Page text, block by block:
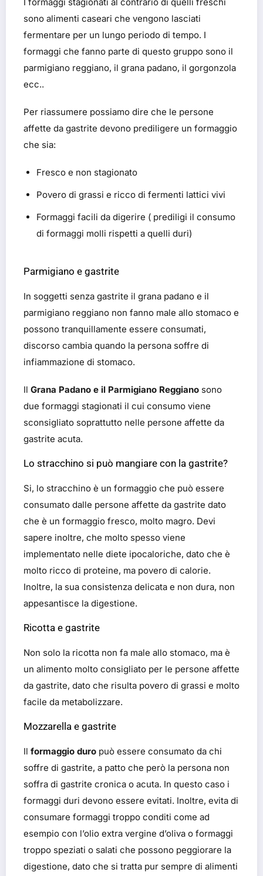
sono alimenti caseari che vengono lasciati
fermentare per un lungo periodo di tempo. I
formaggi che fanno parte di questo gruppo sono il
parmigiano reggiano, il grana padano, il gorgonzola
ecc..
Per riassumere possiamo dire che le persone
affette da gastrite devono prediligere un formaggio
che sia:
Fresco e non stagionato
Povero di grassi e ricco di fermenti lattici vivi
Formaggi facili da digerire ( prediligi il consumo
di formaggi molli rispetti a quelli duri)
Parmigiano e gastrite
In soggetti senza gastrite il grana padano e il
parmigiano reggiano non fanno male allo stomaco e
possono tranquillamente essere consumati,
discorso cambia quando la persona soffre di
infiammazione di stomaco.
Il Grana Padano e il Parmigiano Reggiano sono
due formaggi stagionati il cui consumo viene
sconsigliato soprattutto nelle persone affette da
gastrite acuta.
Lo stracchino si può mangiare con la gastrite?
Si, lo stracchino è un formaggio che può essere
consumato dalle persone affette da gastrite dato
che è un formaggio fresco, molto magro. Devi
sapere inoltre, che molto spesso viene
implementato nelle diete ipocaloriche, dato che è
molto ricco di proteine, ma povero di calorie.
Inoltre, la sua consistenza delicata e non dura, non
appesantisce la digestione.
Ricotta e gastrite
Non solo la ricotta non fa male allo stomaco, ma è
un alimento molto consigliato per le persone affette
da gastrite, dato che risulta povero di grassi e molto
facile da metabolizzare.
Mozzarella e gastrite
Il formaggio duro può essere consumato da chi
soffre di gastrite, a patto che però la persona non
soffra di gastrite cronica o acuta. In questo caso i
formaggi duri devono essere evitati. Inoltre, evita di
consumare formaggi troppo conditi come ad
esempio con l’olio extra vergine d’oliva o formaggi
troppo speziati o salati che possono peggiorare la
digestione, dato che si tratta pur sempre di alimenti